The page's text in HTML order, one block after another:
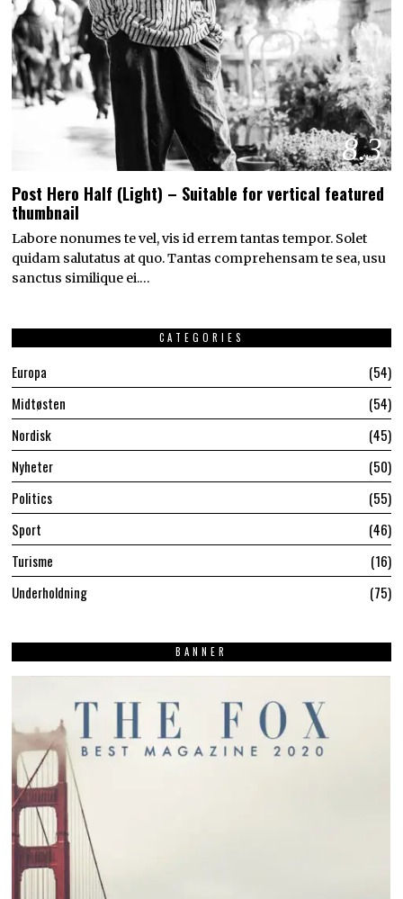
8.3
Post Hero Half (Light) – Suitable for vertical featured
thumbnail
Labore nonumes te vel, vis id errem tantas tempor. Solet
quidam salutatus at quo. Tantas comprehensam te sea, usu
sanctus similique ei.…
CATEGORIES
Europa
54
Midtøsten
54
Nordisk
45
Nyheter
50
Politics
55
Sport
46
Turisme
16
Underholdning
75
BANNER